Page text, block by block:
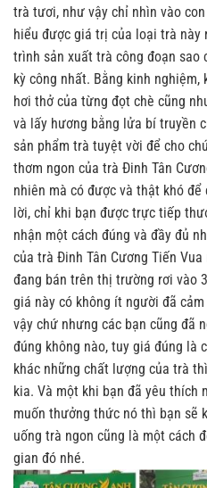
trà tươi, như vậy chỉ nhìn vào
hiểu được giá trị của loại trà này
trình sản xuất trà công đoạn sao
kỳ công nhất. Bằng kinh nghiệm,
hơi thở của từng đọt chè cũng
và lấy hương bằng lửa bí truyền
sản phẩm trà tuyệt vời để cho
thơm ngon của trà Đinh Tân
nhiên mà có được và thật khó
lời, chỉ khi bạn được trực tiếp
nhận một cách đúng và đầy đủ
của trà Đinh Tân Cương Tiến
đang bán trên thị trường rơi vào
giá này có không ít người đã
vậy chứ nhưng các bạn cũng đã
đúng không nào, tuy giá đúng là
khác những chất lượng của trà
kia. Và một khi bạn đã yêu thích
muốn thưởng thức nó thì bạn sẽ
uống trà ngon cũng là một cách
gian đó nhé.